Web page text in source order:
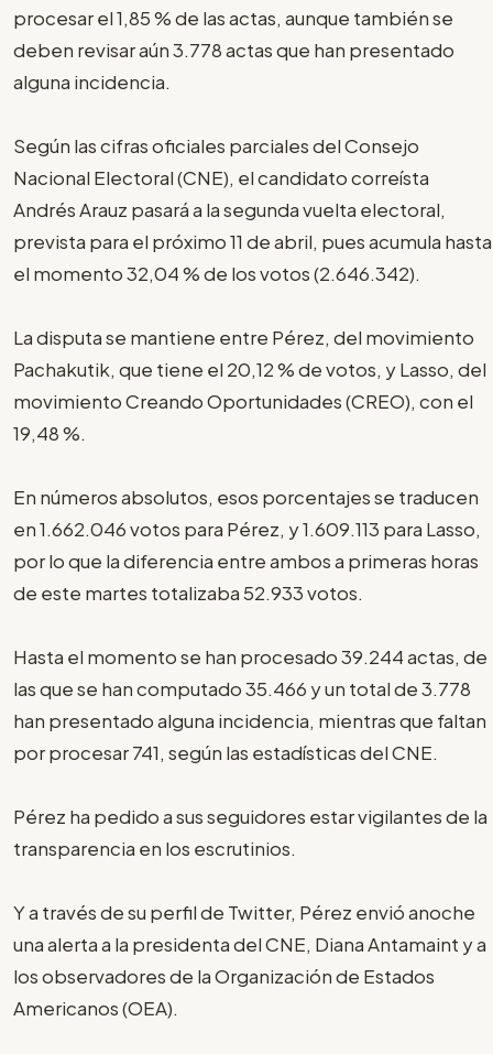
procesar el 1,85 % de las actas, aunque también se
deben revisar aún 3.778 actas que han presentado
alguna incidencia.
Según las cifras oficiales parciales del Consejo
Nacional Electoral (CNE), el candidato correísta
Andrés Arauz pasará a la segunda vuelta electoral,
prevista para el próximo 11 de abril, pues acumula hasta
el momento 32,04 % de los votos (2.646.342).
La disputa se mantiene entre Pérez, del movimiento
Pachakutik, que tiene el 20,12 % de votos, y Lasso, del
movimiento Creando Oportunidades (CREO), con el
19,48 %.
En números absolutos, esos porcentajes se traducen
en 1.662.046 votos para Pérez, y 1.609.113 para Lasso,
por lo que la diferencia entre ambos a primeras horas
de este martes totalizaba 52.933 votos.
Hasta el momento se han procesado 39.244 actas, de
las que se han computado 35.466 y un total de 3.778
han presentado alguna incidencia, mientras que faltan
por procesar 741, según las estadísticas del CNE.
Pérez ha pedido a sus seguidores estar vigilantes de la
transparencia en los escrutinios.
Y a través de su perfil de Twitter, Pérez envió anoche
una alerta a la presidenta del CNE, Diana Antamaint y a
los observadores de la Organización de Estados
Americanos (OEA).